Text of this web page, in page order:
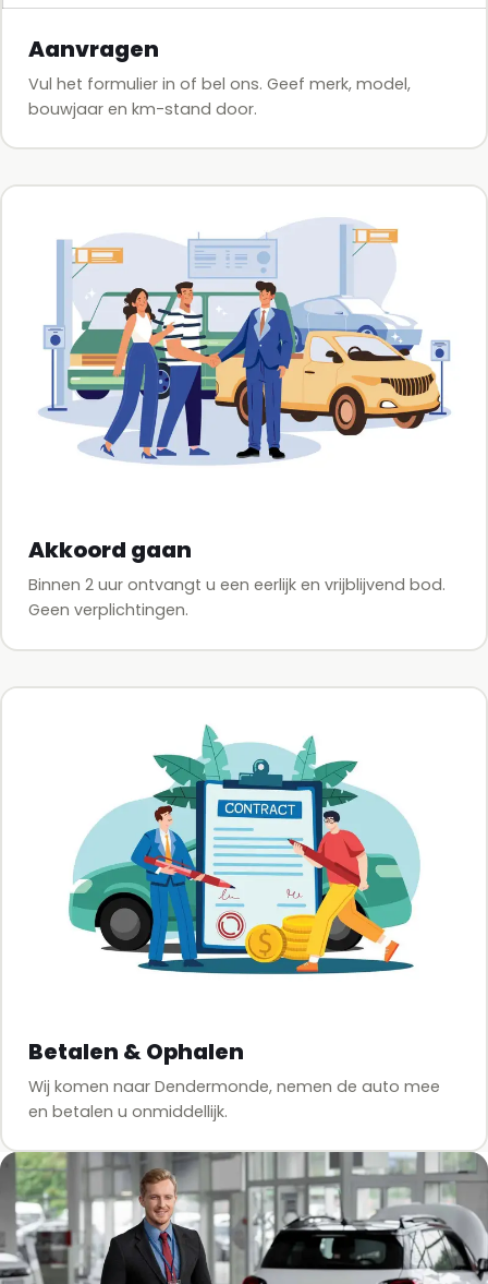
Aanvragen
Vul het formulier in of bel ons. Geef merk, model,
bouwjaar en km-stand door.
Akkoord gaan
Binnen 2 uur ontvangt u een eerlijk en vrijblijvend bod.
Geen verplichtingen.
Betalen & Ophalen
Wij komen naar Dendermonde, nemen de auto mee
en betalen u onmiddellijk.